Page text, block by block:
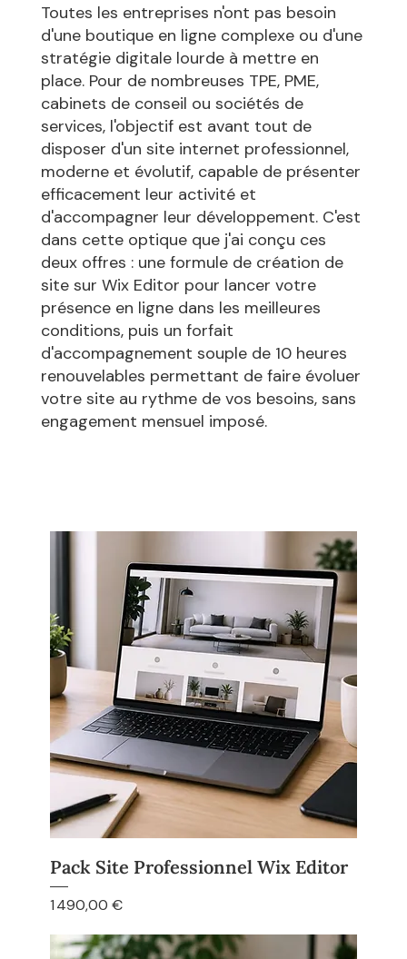
Toutes les entreprises n'ont pas besoin
d'une boutique en ligne complexe ou d'une
stratégie digitale lourde à mettre en
place. Pour de nombreuses TPE, PME,
cabinets de conseil ou sociétés de
services, l'objectif est avant tout de
disposer d'un site internet professionnel,
moderne et évolutif, capable de présenter
efficacement leur activité et
d'accompagner leur développement. C'est
dans cette optique que j'ai conçu ces
deux offres : une formule de création de
site sur Wix Editor pour lancer votre
présence en ligne dans les meilleures
conditions, puis un forfait
d'accompagnement souple de 10 heures
renouvelables permettant de faire évoluer
votre site au rythme de vos besoins, sans
engagement mensuel imposé.
Pack Site Professionnel Wix Editor
Prix
1 490,00 €